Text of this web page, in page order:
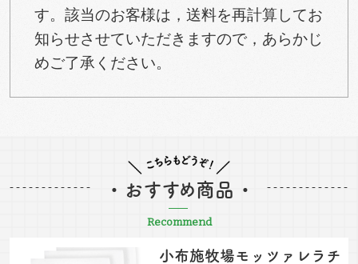
す。該当のお客様は，送料を再計算してお
知らせさせていただきますので，あらかじ
めご了承ください。
・ おすすめ商品 ・
Recommend
小布施牧場モッツァレラチ